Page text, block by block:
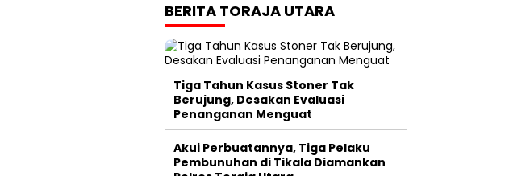
BERITA TORAJA UTARA
Tiga Tahun Kasus Stoner Tak
Berujung, Desakan Evaluasi
Penanganan Menguat
Akui Perbuatannya, Tiga Pelaku
Pembunuhan di Tikala Diamankan